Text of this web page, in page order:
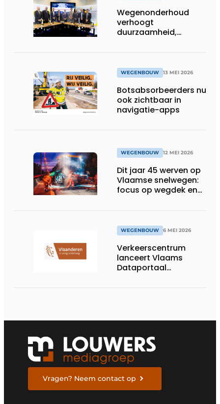
Wegenonderhoud
verhoogt
duurzaamheid,
WEGENBOUW 13 MEI 2026
Botsabsorbeerders nu
ook zichtbaar in
navigatie-apps
WEGENBOUW 12 MEI 2026
Dit jaar 45 werven op
Vlaamse snelwegen:
focus op wegdek en
WEGENBOUW 6 MEI 2026
Verkeerscentrum
lanceert Vlaams
Dataportaal
Vragen? Neem contact op